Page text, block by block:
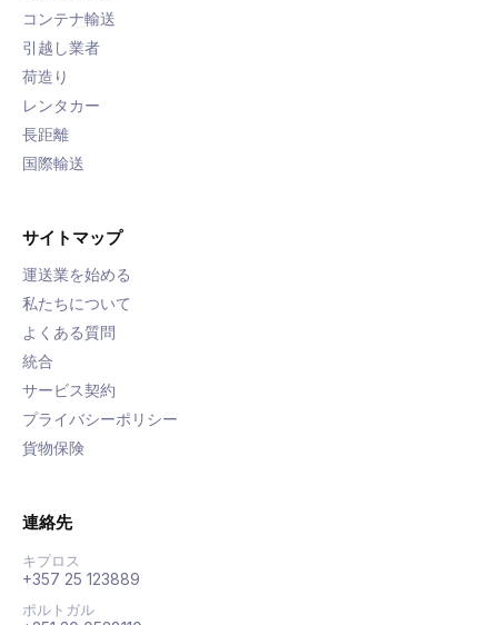
コンテナ輸送
引越し業者
荷造り
レンタカー
長距離
国際輸送
サイトマップ
運送業を始める
私たちについて
よくある質問
統合
サービス契約
プライバシーポリシー
貨物保険
連絡先
キプロス
+357 25 123889
ポルトガル